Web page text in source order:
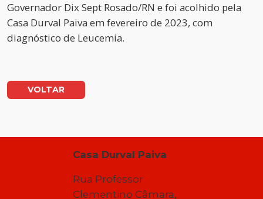
Governador Dix Sept Rosado/RN e foi acolhido pela
Casa Durval Paiva em fevereiro de 2023, com
diagnóstico de Leucemia.
VOLTAR
Casa Durval Paiva
Rua Professor
Clementino Câmara,